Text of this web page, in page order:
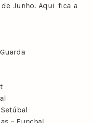
Junho. Aqui fica a